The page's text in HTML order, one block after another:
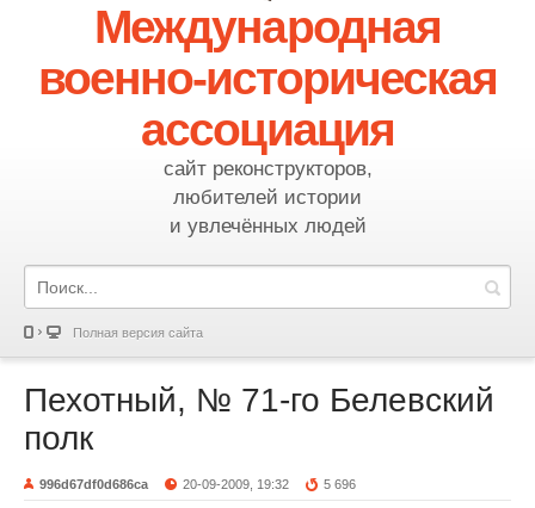
Международная
военно-историческая
ассоциация
сайт реконструкторов,
любителей истории
и увлечённых людей
Полная версия сайта
Пехотный, № 71-го Белевский
полк
996d67df0d686ca 20-09-2009, 19:32 5 696